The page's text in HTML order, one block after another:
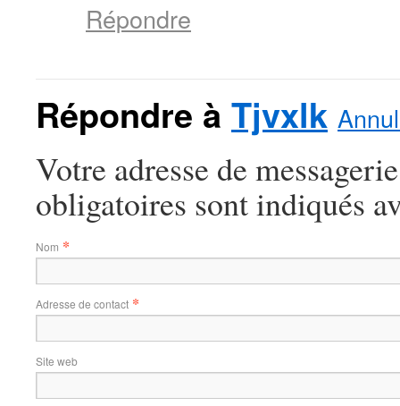
Répondre
Répondre à Tjvxlk
Votre adresse de
obligatoires sont indiqués
Nom *
Adresse de contact *
Site web